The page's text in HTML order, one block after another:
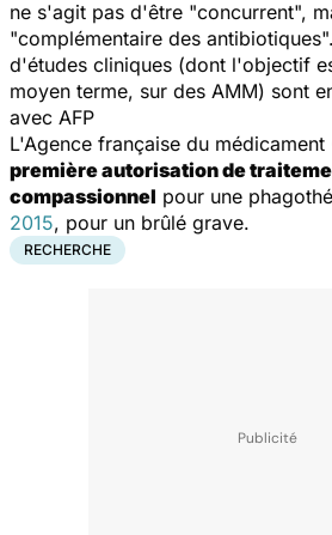
ne s'agit pas d'être "concurrent",
"complémentaire des
d'études cliniques (dont l'objectif
moyen terme, sur des AMM) sont
avec AFP
L'Agence française du médicament
première autorisation de
compassionnel pour une
2015, pour un brûlé grave.
RECHERCHE